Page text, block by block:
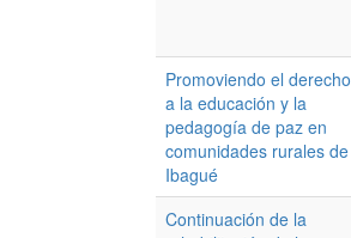
Promoviendo el derecho
a la educación y la
pedagogía de paz en
comunidades rurales de
Ibagué
Continuación de la